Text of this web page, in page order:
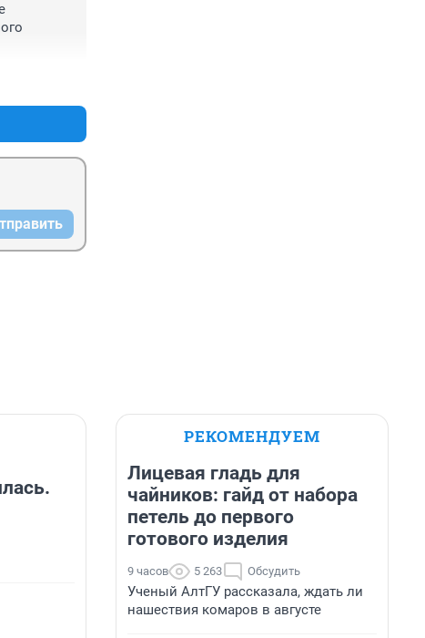
РЕКОМЕНДУЕМ
Лицевая гладь для
чайников: гайд от набора
петель до первого
готового изделия
9 часов 5 263 Обсудить
Ученый АлтГУ рассказала, ждать ли
нашествия комаров в августе